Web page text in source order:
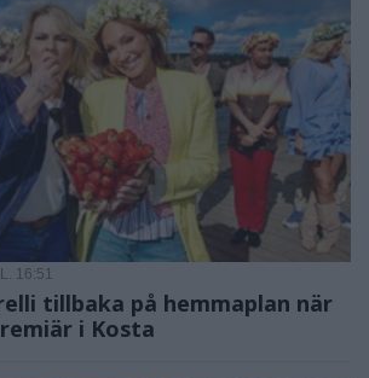
16:51
tillbaka på hemmaplan när
i Kosta